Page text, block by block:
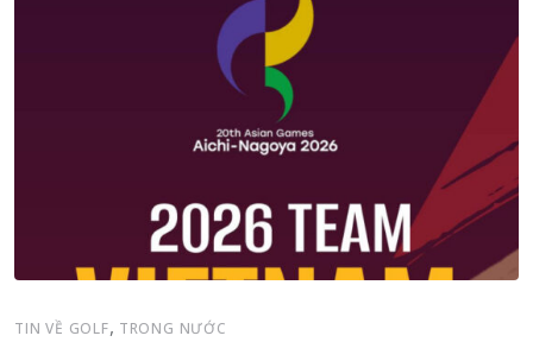
TIN VỀ GOLF, TRONG NƯỚC